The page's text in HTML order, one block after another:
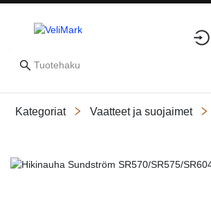
Kategoriat Vaatteet ja suojaimet
Slide 1 of 1